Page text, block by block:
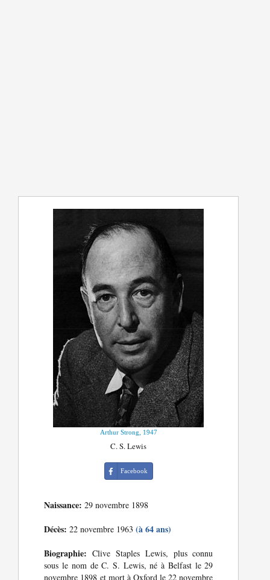
Arthur Strong, 1947
C. S. Lewis
Facebook
Naissance: 29 novembre 1898
Décès: 22 novembre 1963(à 64 ans)
Biographie: Clive Staples Lewis, plus connu
sous le nom de C. S. Lewis, né à Belfast le 29
novembre 1898 et mort à Oxford le 22 novembre